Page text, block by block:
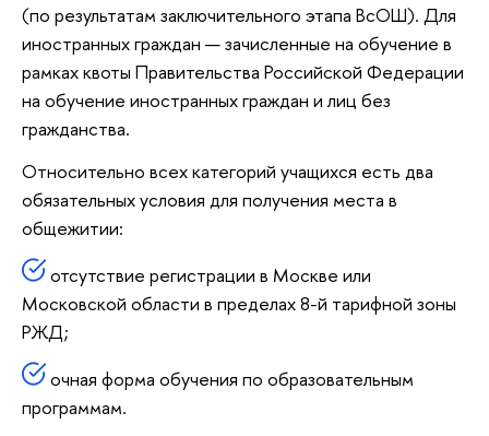
(по результатам заключительного этапа ВсОШ). Для
иностранных граждан — зачисленные на обучение в
рамках квоты Правительства Российской Федерации
на обучение иностранных граждан и лиц без
гражданства.
Относительно всех категорий учащихся есть два
обязательных условия для получения места в
общежитии:
отсутствие регистрации в Москве или
Московской области в пределах 8-й тарифной зоны
РЖД;
очная форма обучения по образовательным
программам.